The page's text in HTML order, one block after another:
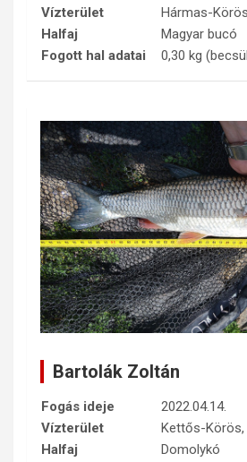
Vízterület
Hármas-
Halfaj
Magyar bucó
Fogott hal adatai
0,30 kg
Bartolák Zoltán
Fogás ideje
2022.04.14.
Vízterület
Kettős-
Halfaj
Domolykó